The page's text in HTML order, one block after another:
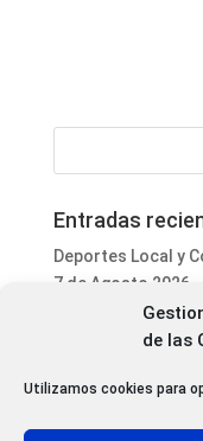
de las
Utilizamos cookies para
Entradas
Deportes Local y
7 de Agosto 2026
Informativo
Agosto 2026
San Justo de la